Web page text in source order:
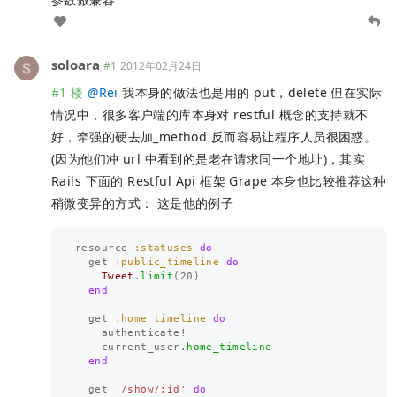
soloara #1 2012年02月24日
#1 楼 @Rei 我本身的做法也是用的 put，delete 但在实际
情况中，很多客户端的库本身对 restful 概念的支持就不
好，牵强的硬去加_method 反而容易让程序人员很困惑。
(因为他们冲 url 中看到的是老在请求同一个地址)，其实
Rails 下面的 Restful Api 框架 Grape 本身也比较推荐这种
稍微变异的方式： 这是他的例子
resource :statuses
do
get
:public_timeline
do
Tweet . limit ( 20 )
end
get :home_timeline
do
authenticate!
current_user . home_timeline
end
get '/show/:id'
do